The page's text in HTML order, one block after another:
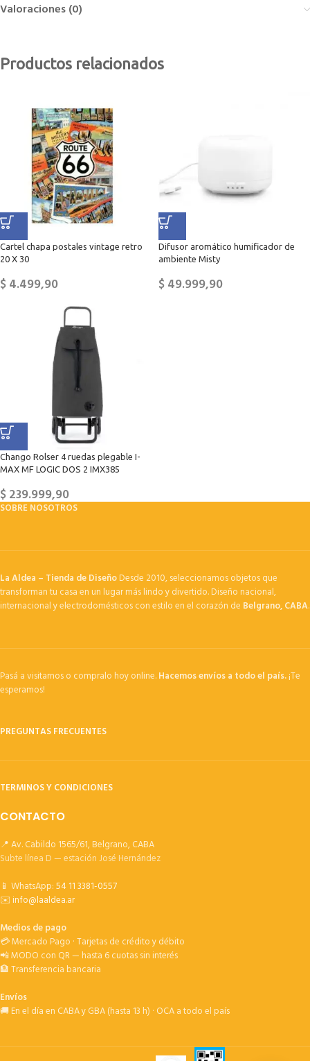
Valoraciones (0)
Productos relacionados
Cartel chapa postales vintage retro
20 X 30
$4.499,90
Difusor aromático humificador de
ambiente Misty
$49.999,90
Chango Rolser 4 ruedas plegable I-
MAX MF LOGIC DOS 2 IMX385
$239.999,90
SOBRE NOSOTROS
La Aldea – Tienda de DiseñoDesde 2010, seleccionamos objetos que
transforman tu casa en un lugar más lindo y divertido. Diseño nacional,
internacional y electrodomésticos con estilo en el corazón de Belgrano, CABA.
Pasá a visitarnos o compralo hoy online.Hacemos envíos a todo el país.¡Te
esperamos!
PREGUNTAS FRECUENTES
TERMINOS Y CONDICIONES
CONTACTO
📍 Av. Cabildo 1565/61, Belgrano, CABA
Subte línea D — estación José Hernández
📱 WhatsApp:54 11 3381-0557
✉️info@laaldea.ar
Medios de pago
💳 Mercado Pago · Tarjetas de crédito y débito
📲 MODO con QR — hasta 6 cuotas sin interés
🏦 Transferencia bancaria
Envíos
🚚 En el día en CABA y GBA (hasta 13 h) · OCA a todo el país